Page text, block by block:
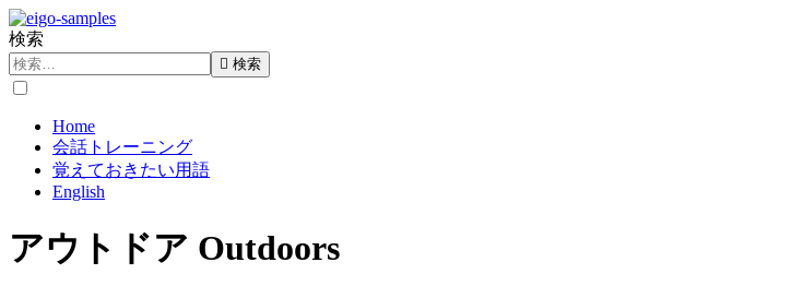
検索
検索
Home
会話トレーニング
覚えておきたい用語
English
アウトドア Outdoors